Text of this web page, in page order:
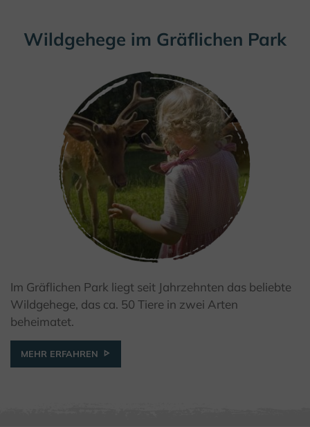
Wildgehege im Gräflichen Park
© Bad Driburger Touristik GmbH
Im Gräflichen Park liegt seit Jahrzehnten das beliebte
Wildgehege, das ca. 50 Tiere in zwei Arten
beheimatet.
MEHR ERFAHREN